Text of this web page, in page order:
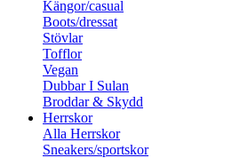
Kängor/casual
Boots/dressat
Stövlar
Tofflor
Vegan
Dubbar I Sulan
Broddar & Skydd
Herrskor
Alla Herrskor
Sneakers/sportskor